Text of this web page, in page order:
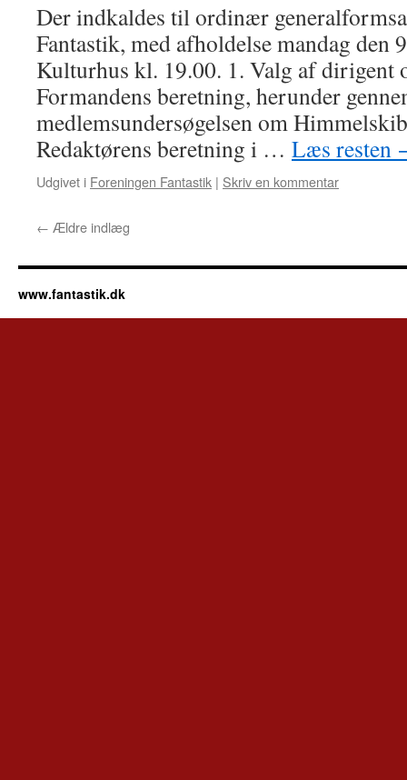
Der indkaldes til ordinær
Fantastik, med afholdelse mandag den
Kulturhus kl. 19.00. 1. Valg af dirigent
Formandens beretning, herunder
medlemsundersøgelsen om
Redaktørens beretning i … Læs resten
Udgivet i Foreningen Fantastik | Skriv en kommentar
← Ældre indlæg
www.fantastik.dk